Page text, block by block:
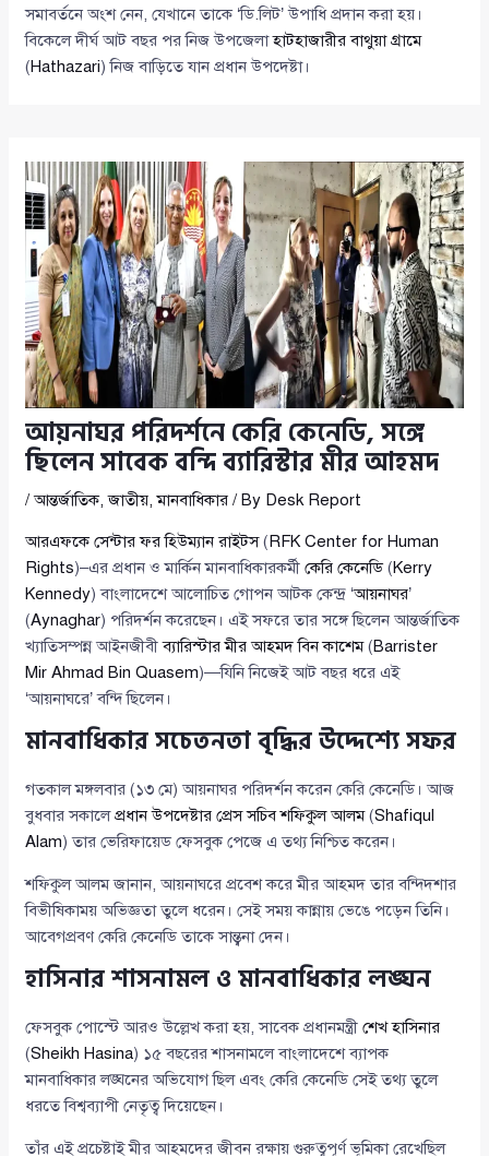
সমাবর্তনে অংশ নেন, যেখানে তাকে ‘ডি.লিট’ উপাধি প্রদান করা হয়।
বিকেলে দীর্ঘ আট বছর পর নিজ উপজেলাহাটহাজারীর বাথুয়া গ্রামে
(Hathazari) নিজ বাড়িতে যান প্রধান উপদেষ্টা।
আয়নাঘর পরিদর্শনে কেরি কেনেডি, সঙ্গে
ছিলেন সাবেক বন্দি ব্যারিস্টার মীর আহমদ
/আন্তর্জাতিক,জাতীয়,মানবাধিকার / By Desk Report
আরএফকে সেন্টার ফর হিউম্যান রাইটস( RFK Center for Human
Rights)–এর প্রধান ও মার্কিন মানবাধিকারকর্মীকেরি কেনেডি(Kerry
Kennedy) বাংলাদেশে আলোচিত গোপন আটক কেন্দ্র ‘আয়নাঘর’
(Aynaghar) পরিদর্শন করেছেন। এই সফরে তার সঙ্গে ছিলেন আন্তর্জাতিক
খ্যাতিসম্পন্ন আইনজীবীব্যারিস্টার মীর আহমদ বিন কাশেম(Barrister
Mir Ahmad Bin Quasem)—যিনি নিজেই আট বছর ধরে এই
‘আয়নাঘরে’ বন্দি ছিলেন।
মানবাধিকার সচেতনতা বৃদ্ধির উদ্দেশ্যে সফর
গতকাল মঙ্গলবার (১৩ মে) আয়নাঘর পরিদর্শন করেন কেরি কেনেডি। আজ
বুধবার সকালেপ্রধান উপদেষ্টার প্রেস সচিব শফিকুল আলম(Shafiqul
Alam) তার ভেরিফায়েড ফেসবুক পেজে এ তথ্য নিশ্চিত করেন।
শফিকুল আলম জানান, আয়নাঘরে প্রবেশ করে মীর আহমদ তার বন্দিদশার
বিভীষিকাময় অভিজ্ঞতা তুলে ধরেন। সেই সময় কান্নায় ভেঙে পড়েন তিনি।
আবেগপ্রবণ কেরি কেনেডি তাকে সান্ত্বনা দেন।
হাসিনার শাসনামল ও মানবাধিকার লঙ্ঘন
ফেসবুক পোস্টে আরও উল্লেখ করা হয়, সাবেক প্রধানমন্ত্রীশেখ হাসিনার
(Sheikh Hasina) ১৫ বছরের শাসনামলে বাংলাদেশে ব্যাপক
মানবাধিকার লঙ্ঘনের অভিযোগ ছিল এবং কেরি কেনেডি সেই তথ্য তুলে
ধরতে বিশ্বব্যাপী নেতৃত্ব দিয়েছেন।
তাঁর এই প্রচেষ্টাই মীর আহমদের জীবন রক্ষায় গুরুত্বপূর্ণ ভূমিকা রেখেছিল